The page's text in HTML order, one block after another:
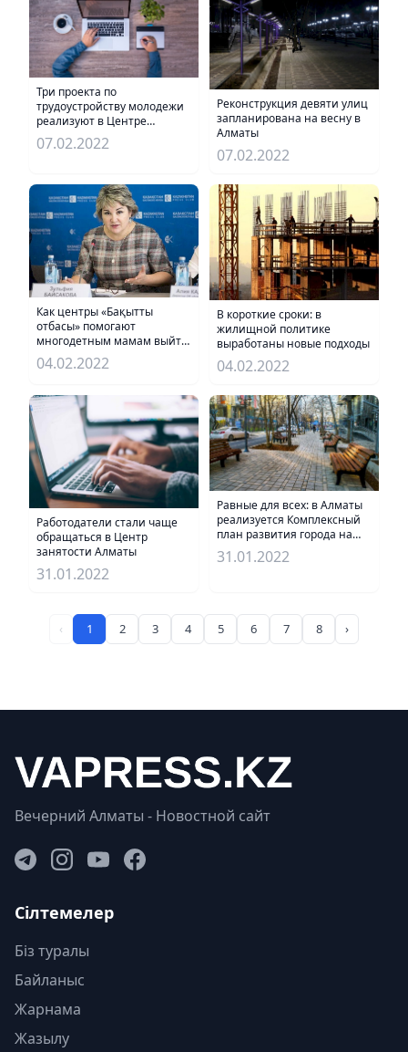
Три проекта по
трудоустройству молодежи
реализуют в Центре
занятости Алматы
07.02.2022
Реконструкция девяти улиц
запланирована на весну в
Алматы
07.02.2022
Как центры «Бақытты
отбасы» помогают
многодетным мамам выйти
из трудной жизненной
ситуации
04.02.2022
В короткие сроки: в
жилищной политике
выработаны новые подходы
04.02.2022
Работодатели стали чаще
обращаться в Центр
занятости Алматы
31.01.2022
Равные для всех: в Алматы
реализуется Комплексный
план развития города на
2020–2024 годы
31.01.2022
‹ 1 2 3 4 5 6 7 8 ›
Вечерний Алматы - Новостной сайт
Сілтемелер
Біз туралы
Байланыс
Жарнама
Жазылу